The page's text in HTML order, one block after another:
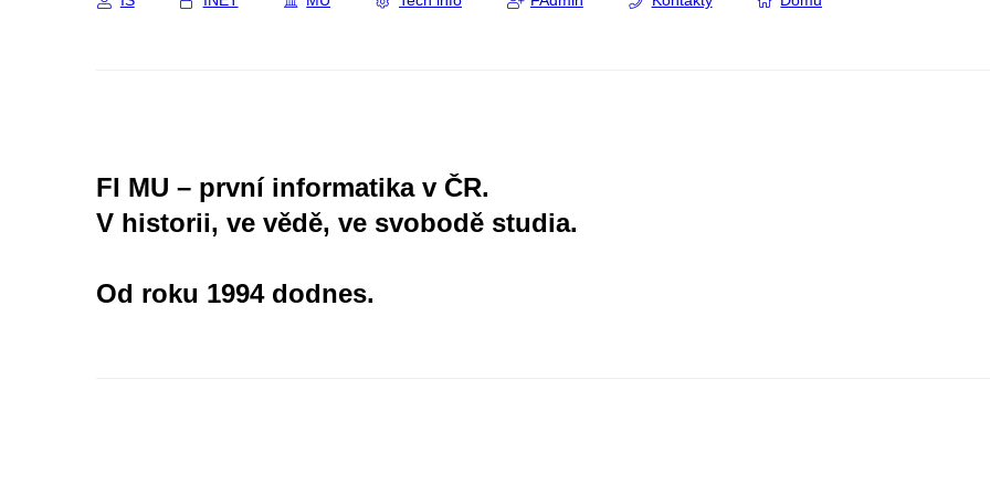
FI MU – první informatika v ČR.
V historii, ve vědě, ve svobodě studia.
Od roku 1994 dodnes.